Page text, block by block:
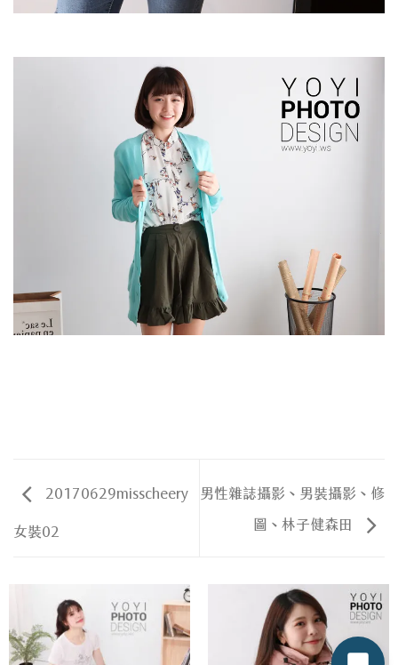
20170629misscheery
女裝02
男性雜誌攝影、男裝攝影、修
圖、林子健森田